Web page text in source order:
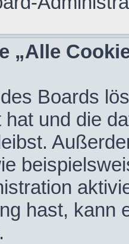
„Alle
Boards
hat und die
hast, kann